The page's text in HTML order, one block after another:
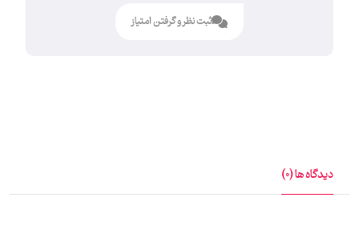
ثبت نظر و گرفتن امتیاز
دیدگاه ها (0)